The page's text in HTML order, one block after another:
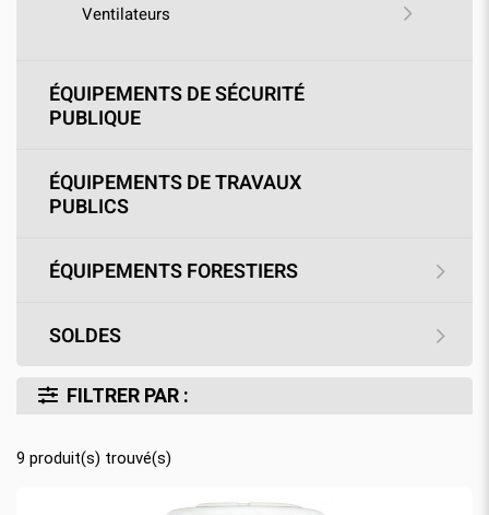
Ventilateurs
ÉQUIPEMENTS DE SÉCURITÉ
PUBLIQUE
ÉQUIPEMENTS DE TRAVAUX
PUBLICS
ÉQUIPEMENTS FORESTIERS
SOLDES
FILTRER PAR :
9 produit(s) trouvé(s)